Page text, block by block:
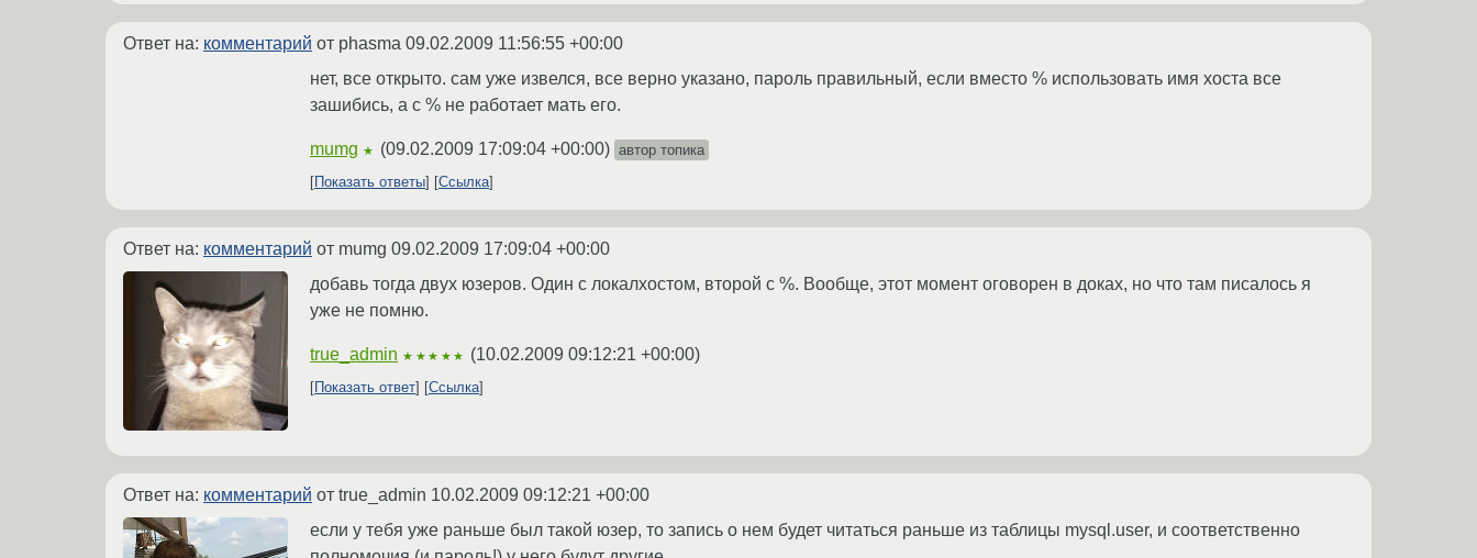
Ответ на: комментарий от phasma 09.02.2009 11:56:55 +00:00
нет, все открыто. сам уже извелся, все верно указано, пароль правильный, если вместо % использовать имя хоста все
зашибись, а с % не работает мать его.
mumg ★ (09.02.2009 17:09:04 +00:00) автор топика
Показать ответы
Ссылка
Ответ на: комментарий от mumg 09.02.2009 17:09:04 +00:00
добавь тогда двух юзеров. Один с локалхостом, второй с %. Вообще, этот момент оговорен в доках, но что там писалось я
уже не помню.
true_admin ★★★★★ (10.02.2009 09:12:21 +00:00)
Показать ответ Ссылка
Ответ на: комментарий от true_admin 10.02.2009 09:12:21 +00:00
если у тебя уже раньше был такой юзер, то запись о нем будет читаться раньше из таблицы mysql.user, и соответственно